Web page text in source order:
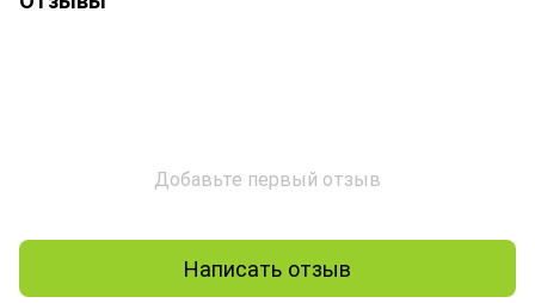
Добавьте первый отзыв
Написать отзыв